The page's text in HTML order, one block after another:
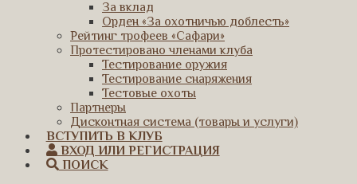
За вклад
Орден «За охотничью доблесть»
Рейтинг трофеев «Сафари»
Протестировано членами клуба
Тестирование оружия
Тестирование снаряжения
Тестовые охоты
Партнеры
Дисконтная система (товары и услуги)
ВСТУПИТЬ В КЛУБ
ВХОД ИЛИ РЕГИСТРАЦИЯ
ПОИСК